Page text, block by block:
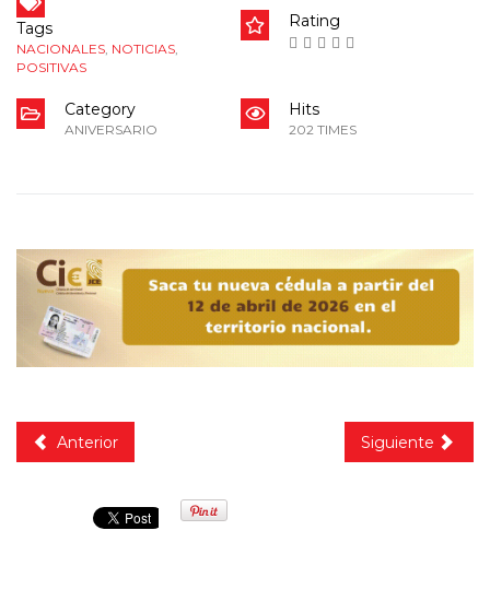
Tags
NACIONALES, NOTICIAS,
POSITIVAS
Rating
Category
ANIVERSARIO
Hits
202 TIMES
Anterior Siguiente